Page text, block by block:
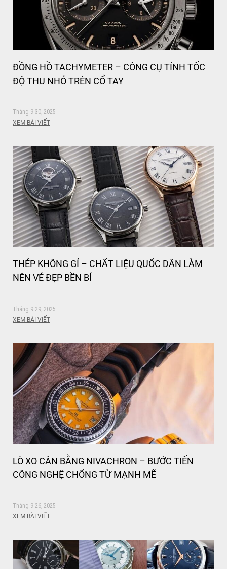
ĐỒNG HỒ TACHYMETER – CÔNG CỤ TÍNH TỐC
ĐỘ THU NHỎ TRÊN CỔ TAY
Tháng 9 30, 2025
XEM BÀI VIẾT
THÉP KHÔNG GỈ – CHẤT LIỆU QUỐC DÂN LÀM
NÊN VẺ ĐẸP BỀN BỈ
Tháng 9 29, 2025
XEM BÀI VIẾT
LÒ XO CÂN BẰNG NIVACHRON – BƯỚC TIẾN
CÔNG NGHỆ CHỐNG TỪ MẠNH MẼ
Tháng 9 26, 2025
XEM BÀI VIẾT